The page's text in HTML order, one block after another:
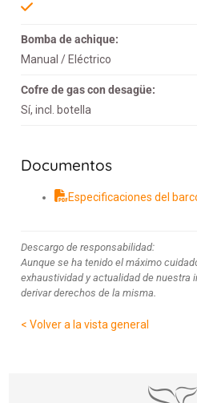
Bomba de achique:
Manual / Eléctrico
Cofre de gas con desagüe:
Sí, incl. botella
Documentos
Especificaciones del
Descargo de responsabilidad:
Aunque se ha tenido el máximo
exhaustividad y actualidad de nuestra
derivar derechos de la misma.
< Volver a la vista general